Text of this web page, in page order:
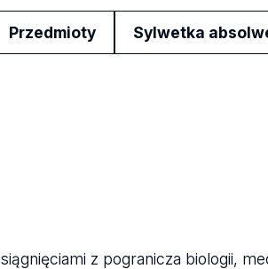
Przedmioty Sylwetka
z pogranicza biologii,